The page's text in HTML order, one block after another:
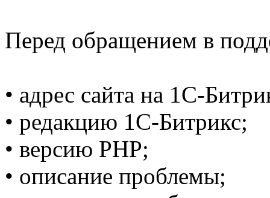
Перед обращением в
• адрес сайта на 1C-
• редакцию 1C-Битрикс;
• версию PHP;
• описание проблемы;